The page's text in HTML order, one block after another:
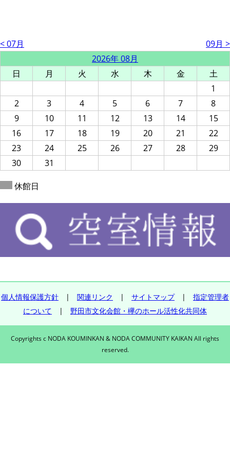
< 07月
09月 >
2026年 08月
日
月 火 水 木 金
土
1
2
3 4 5 6 7
8
9
10 11 12 13 14
15
16
17 18 19 20 21
22
23
24 25 26 27 28
29
30
31
休館日
個人情報保護方針 | 関連リンク | サイトマップ| 指定管理者
について | 野田市文化会館・欅のホール活性化共同体
Copyrights c NODA KOUMINKAN & NODA COMMUNITY KAIKAN All rights
reserved.